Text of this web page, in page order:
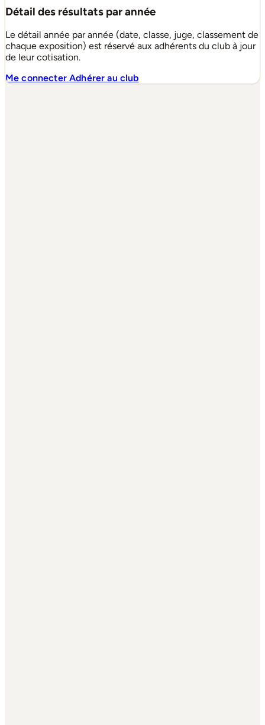
Détail des résultats par année
Le détail année par année (date, classe, juge, classement de
chaque exposition) est réservé aux adhérents du club à jour
de leur cotisation.
Me connecterAdhérer au club